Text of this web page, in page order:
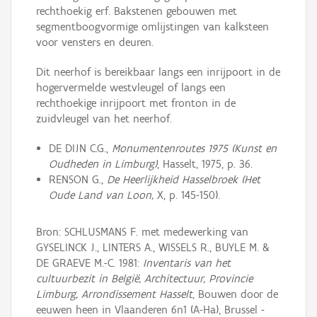
rechthoekig erf. Bakstenen gebouwen met
segmentboogvormige omlijstingen van kalksteen
voor vensters en deuren.
Dit neerhof is bereikbaar langs een inrijpoort in de
hogervermelde westvleugel of langs een
rechthoekige inrijpoort met fronton in de
zuidvleugel van het neerhof.
DE DIJN C.G.,Monumentenroutes 1975 (Kunst en
Oudheden in Limburg), Hasselt, 1975, p. 36.
RENSON G., De Heerlijkheid Hasselbroek (Het
Oude Land van Loon,X, p. 145-150).
Bron: SCHLUSMANS F. met medewerking van
GYSELINCK J., LINTERS A., WISSELS R., BUYLE M. &
DE GRAEVE M.-C. 1981: Inventaris van het
cultuurbezit in België, Architectuur, Provincie
Limburg, Arrondissement Hasselt, Bouwen door de
eeuwen heen in Vlaanderen 6n1 (A-Ha), Brussel -